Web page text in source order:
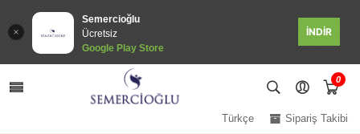
Semercioğlu
Ücretsiz
Google Play Store
İNDİR
0
Sipariş Takibi
Türkçe